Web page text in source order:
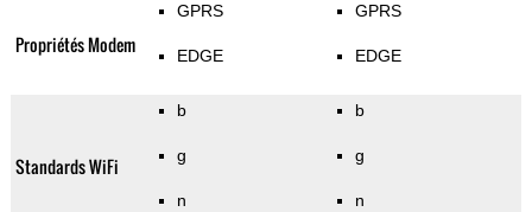
Propriétés Modem
GPRS
EDGE
GPRS
EDGE
Standards WiFi
b
g
n
b
g
n